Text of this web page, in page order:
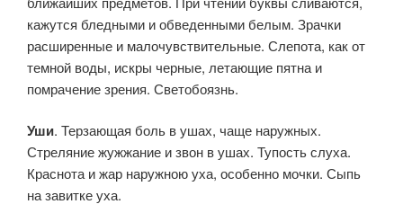
кажутся бледными и обведенными белым. Зрачки
расширенные и малочувствительные. Слепота, как от
темной воды, искры черные, летающие пятна и
помрачение зрения. Светобоязнь.
Уши. Терзающая боль в ушах, чаще наружных.
Стреляние жужжание и звон в ушах. Тупость слуха.
Краснота и жар наружною уха, особенно мочки. Сыпь
на завитке уха.